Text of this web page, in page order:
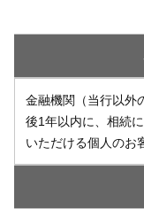
金利・外国為替相場
よくあるご質問
金融機関（当行以外
後1年以内に、相続
いただける個人のお